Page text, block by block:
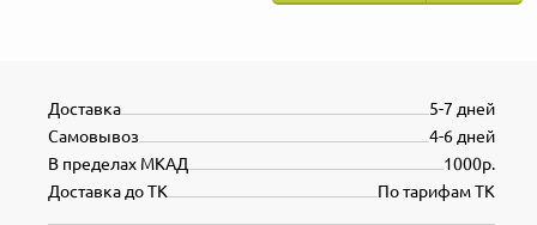
5-7 дней
Доставка
4-6 дней
Самовывоз
1000р.
В пределах МКАД
По тарифам ТК
Доставка до ТК